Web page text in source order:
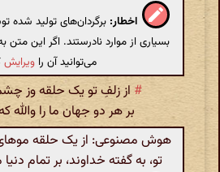
اخطار: برگردان‌های تولید
بسیاری از موارد نادرستند. اگر این
می‌توانید آن را ویرایش
# از زلفِ تو یک حلقه وز
بر هر دو جهان ما را والله
هوش مصنوعی: از یک حلقه موهای
تو، به گفته خداوند، بر تمام